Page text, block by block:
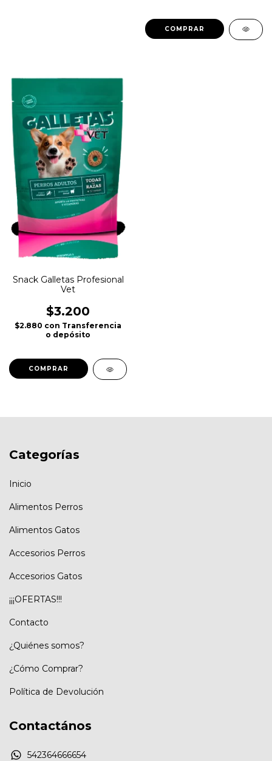
Snack Galletas Profesional
Vet
$3.200
$2.880 con Transferencia
o depósito
Categorías
Inicio
Alimentos Perros
Alimentos Gatos
Accesorios Perros
Accesorios Gatos
¡¡¡OFERTAS!!!
Contacto
¿Quiénes somos?
¿Cómo Comprar?
Política de Devolución
Contactános
542364666654